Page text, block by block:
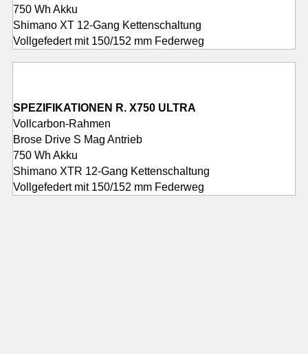
750 Wh Akku
Shimano XT 12-Gang Kettenschaltung
Vollgefedert mit 150/152 mm Federweg
SPEZIFIKATIONEN R. X750 ULTRA
Vollcarbon-Rahmen
Brose Drive S Mag Antrieb
750 Wh Akku
Shimano XTR 12-Gang Kettenschaltung
Vollgefedert mit 150/152 mm Federweg